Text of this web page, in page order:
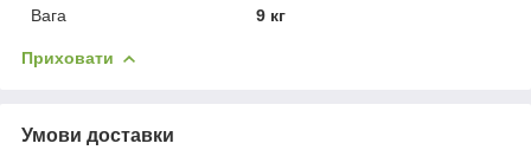
Вага
9 кг
Приховати
Умови доставки